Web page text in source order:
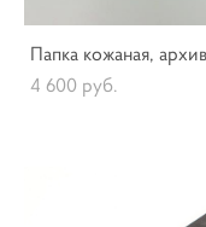
Папка кожаная,
4 600 pуб.